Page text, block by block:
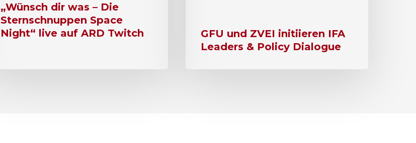
„Wünsch dir was – Die
Sternschnuppen Space
Night“ live auf ARD Twitch
GFU und ZVEI initiieren IFA
Leaders & Policy Dialogue